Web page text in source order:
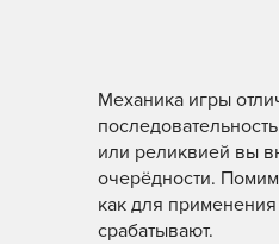
Механика игры
или реликвией вы
очерёдности.
как для
срабатывают.